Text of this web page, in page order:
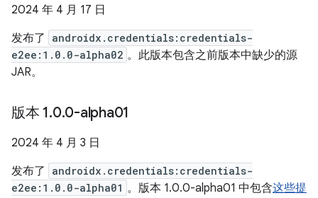
2024 年 4 月 17 日
发布了
androidx.credentials:credentials-
e2ee:1.0.0-alpha02 。此版本包含之前版本中缺少的源
JAR。
版本 1.0.0-alpha01
2024 年 4 月 3 日
发布了
androidx.credentials:credentials-
e2ee:1.0.0-alpha01 。版本 1.0.0-alpha01 中包含这些提